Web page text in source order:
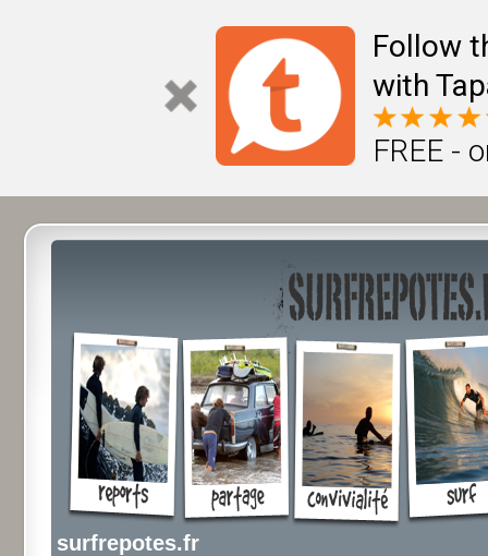
Follow
with
FREE -
surfrepotes.fr